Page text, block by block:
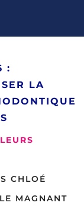
:
LA
CHLOÉ
MAGNANT